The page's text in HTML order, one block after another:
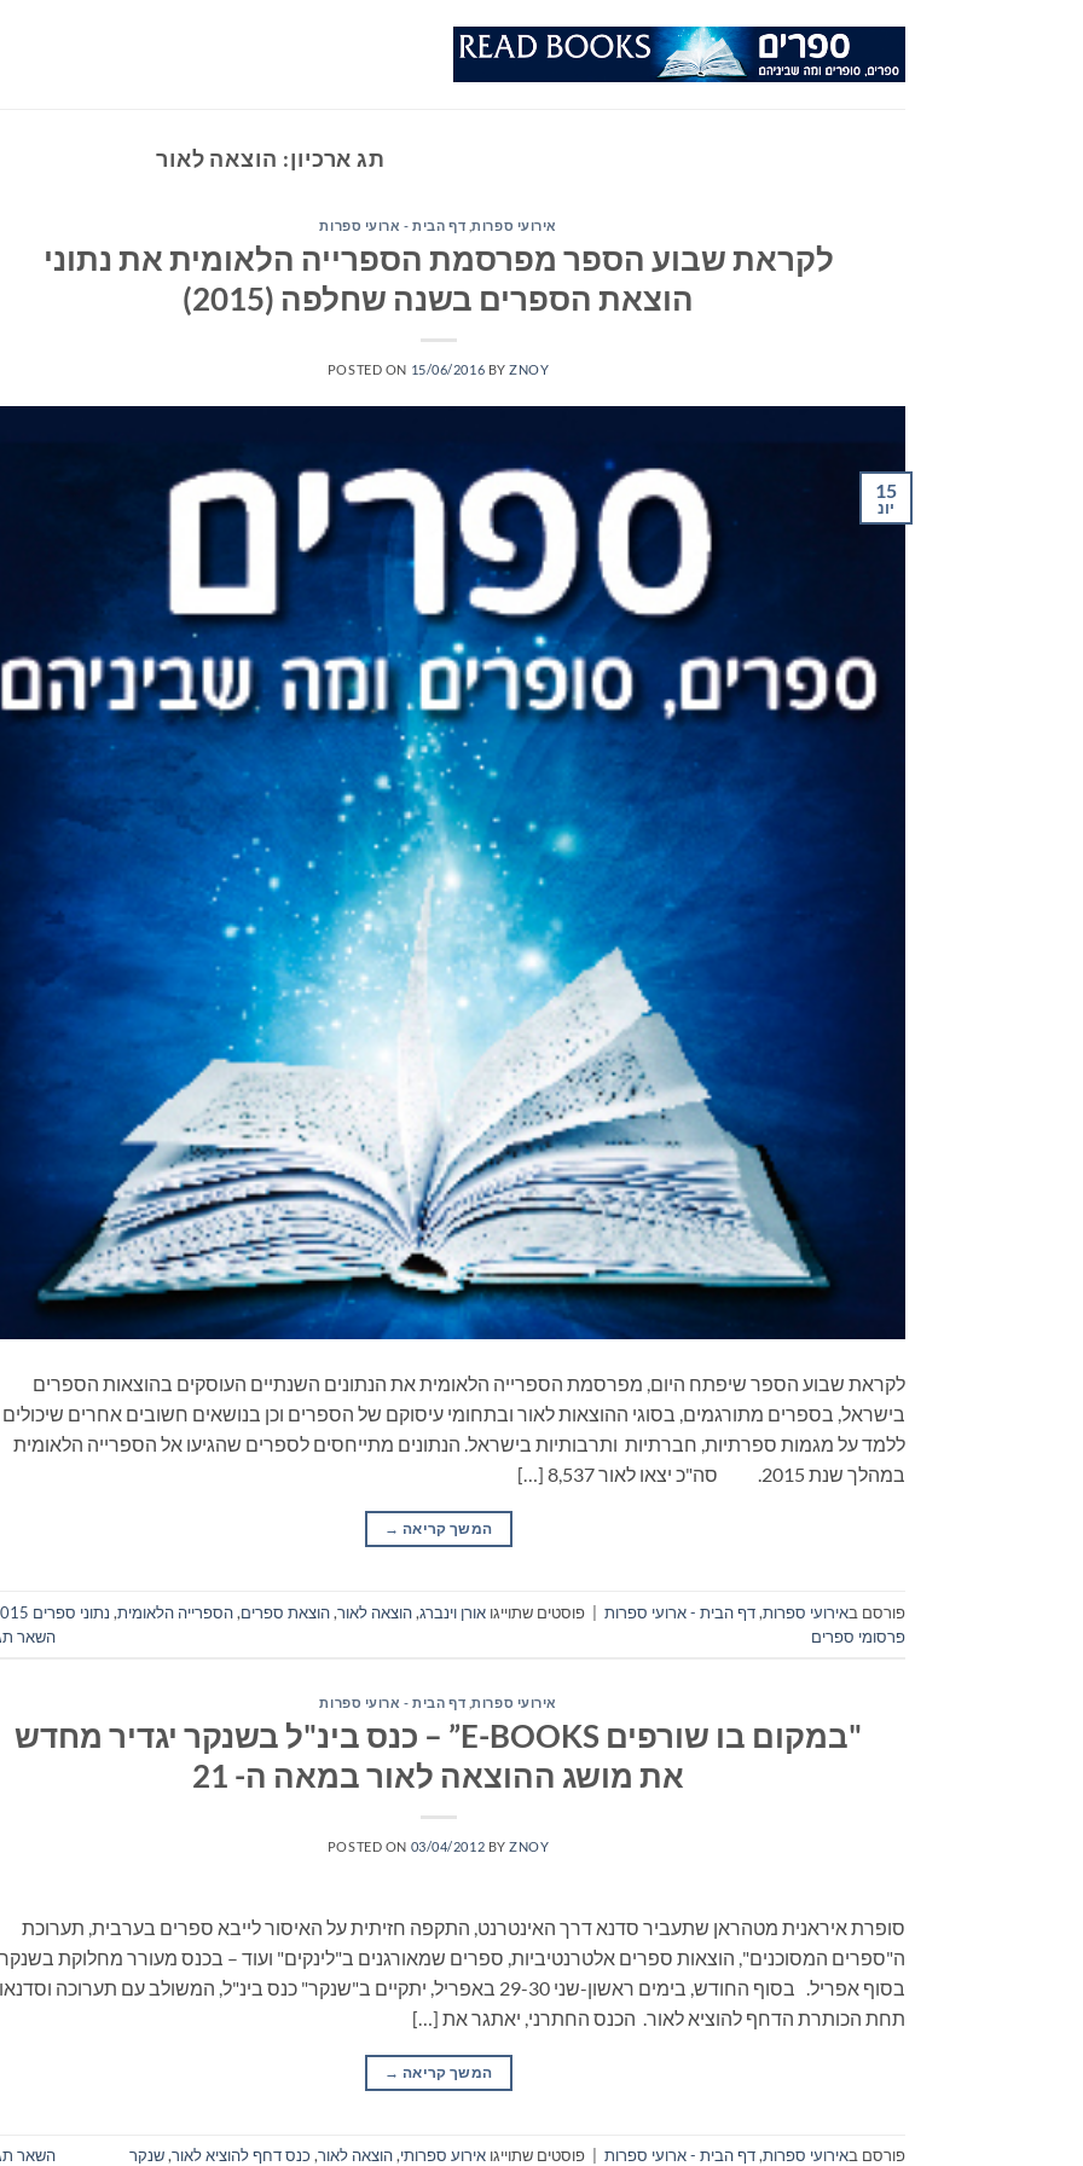
תג ארכיון: הוצאה לאור
אירועי ספרות, דף הבית - ארועי ספרות
לקראת שבוע הספר מפרסמת הספרייה הלאומית את נתוני
הוצאת הספרים בשנה שחלפה (2015)
POSTED ON 15/06/2016 BYZNOY
15
יונ
לקראת שבוע הספר שיפתח היום, מפרסמת הספרייה הלאומית את הנתונים השנתיים העוסקים בהוצאות הספרים
בישראל, בספרים מתורגמים, בסוגי ההוצאות לאור ובתחומי עיסוקם של הספרים וכן בנושאים חשובים אחרים שיכולים
ללמד על מגמות ספרתיות, חברתיות ותרבותיות בישראל. הנתונים מתייחסים לספרים שהגיעו אל הספרייה הלאומית
במהלך שנת 2015. סה"כ יצאו לאור 8,537 […]
המשך קריאה →
פורסם באירועי ספרות,דף הבית - ארועי ספרות פוסטים שתוייגו אורן וינברג,הוצאה לאור,הוצאת ספרים,הספרייה הלאומית, נתוני ספרים 2015
פרסומי ספרים
השאר
אירועי ספרות, דף הבית - ארועי ספרות
"במקום בו שורפים E-BOOKS” – כנס בינ"ל בשנקר יגדיר מחדש
את מושג ההוצאה לאור במאה ה- 21
POSTED ON 03/04/2012 BYZNOY
סופרת איראנית מטהראן שתעביר סדנא דרך האינטרנט, התקפה חזיתית על האיסור לייבא ספרים בערבית, תערוכת
ה"ספרים המסוכנים", הוצאות ספרים אלטרנטיביות, ספרים שמאורגנים ב"לינקים" ועוד – בכנס מעורר מחלוקת בשנקר
בסוף אפריל. בסוף החודש, בימים ראשון-שני 29-30 באפריל, יתקיים ב"שנקר" כנס בינ"ל, המשולב עם תערוכה
תחת הכותרת הדחף להוציא לאור. הכנס החתרני, יאתגר את […]
המשך קריאה →
פורסם באירועי ספרות,דף הבית - ארועי ספרות פוסטים שתוייגו אירוע ספרותי,הוצאה לאור, כנס דחף להוציא לאור,שנקר השאר